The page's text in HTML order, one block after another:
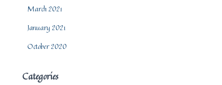
March 2021
January 2021
October 2020
Categories